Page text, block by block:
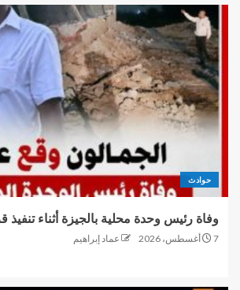
حوادث
وفاة رئيس وحدة محلية بالجيزة أثناء تنفيذ
7 أغسطس، 2026 عماد إبراهيم